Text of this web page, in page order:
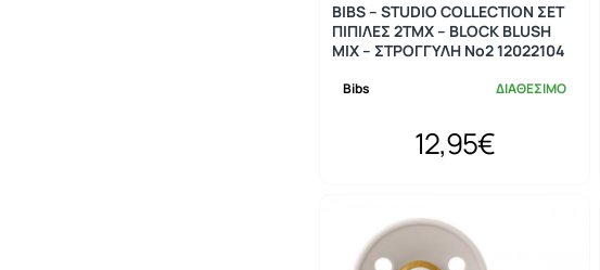
Bibs ΔΙΑΘΕΣΙΜΟ
BIBS – STUDIO COLLECTION ΣΕΤ
ΠΙΠΙΛΕΣ 2ΤΜΧ – BLOCK BLUSH
MIX – ΣΤΡΟΓΓΥΛΗ No2 12022104
12,95€